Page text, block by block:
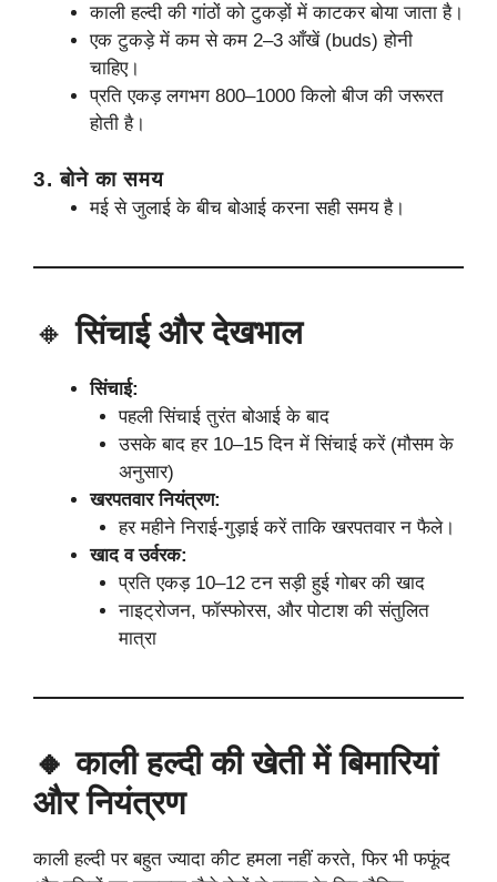
काली हल्दी की गांठों को टुकड़ों में काटकर बोया जाता है।
एक टुकड़े में कम से कम 2–3 आँखें (buds) होनी
चाहिए।
प्रति एकड़ लगभग 800–1000 किलो बीज की जरूरत
होती है।
3.बोने का समय
मई से जुलाई के बीच बोआई करना सही समय है।
🔸सिंचाई और देखभाल
सिंचाई:
पहली सिंचाई तुरंत बोआई के बाद
उसके बाद हर 10–15 दिन में सिंचाई करें (मौसम के
अनुसार)
खरपतवार नियंत्रण:
हर महीने निराई-गुड़ाई करें ताकि खरपतवार न फैले।
खाद व उर्वरक:
प्रति एकड़ 10–12 टन सड़ी हुई गोबर की खाद
नाइट्रोजन, फॉस्फोरस, और पोटाश की संतुलित
मात्रा
🔸 काली हल्दी की खेती में बिमारियां
और नियंत्रण
काली हल्दी पर बहुत ज्यादा कीट हमला नहीं करते, फिर भी फफूंद